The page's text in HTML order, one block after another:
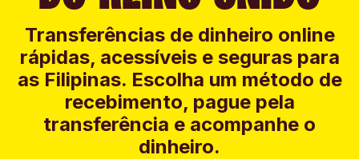
Transferências de dinheiro online
rápidas, acessíveis e seguras para
as Filipinas. Escolha um método de
recebimento, pague pela
transferência e acompanhe o
dinheiro.